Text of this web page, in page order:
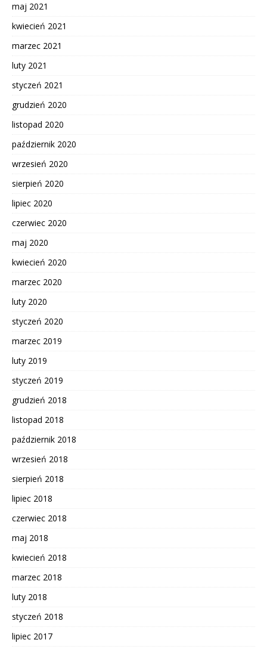
maj 2021
kwiecień 2021
marzec 2021
luty 2021
styczeń 2021
grudzień 2020
listopad 2020
październik 2020
wrzesień 2020
sierpień 2020
lipiec 2020
czerwiec 2020
maj 2020
kwiecień 2020
marzec 2020
luty 2020
styczeń 2020
marzec 2019
luty 2019
styczeń 2019
grudzień 2018
listopad 2018
październik 2018
wrzesień 2018
sierpień 2018
lipiec 2018
czerwiec 2018
maj 2018
kwiecień 2018
marzec 2018
luty 2018
styczeń 2018
lipiec 2017